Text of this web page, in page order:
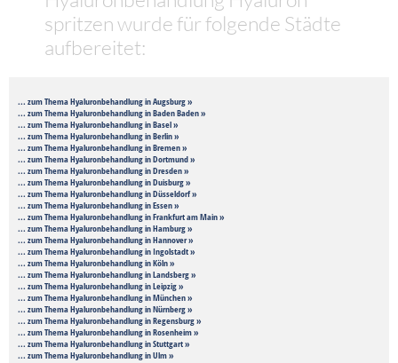
spritzen wurde für folgende Städte
aufbereitet:
... zum Thema Hyaluronbehandlung in Augsburg »
... zum Thema Hyaluronbehandlung in Baden Baden »
... zum Thema Hyaluronbehandlung in Basel »
... zum Thema Hyaluronbehandlung in Berlin »
... zum Thema Hyaluronbehandlung in Bremen »
... zum Thema Hyaluronbehandlung in Dortmund »
... zum Thema Hyaluronbehandlung in Dresden »
... zum Thema Hyaluronbehandlung in Duisburg »
... zum Thema Hyaluronbehandlung in Düsseldorf »
... zum Thema Hyaluronbehandlung in Essen »
... zum Thema Hyaluronbehandlung in Frankfurt am Main »
... zum Thema Hyaluronbehandlung in Hamburg »
... zum Thema Hyaluronbehandlung in Hannover »
... zum Thema Hyaluronbehandlung in Ingolstadt »
... zum Thema Hyaluronbehandlung in Köln »
... zum Thema Hyaluronbehandlung in Landsberg »
... zum Thema Hyaluronbehandlung in Leipzig »
... zum Thema Hyaluronbehandlung in München »
... zum Thema Hyaluronbehandlung in Nürnberg »
... zum Thema Hyaluronbehandlung in Regensburg »
... zum Thema Hyaluronbehandlung in Rosenheim »
... zum Thema Hyaluronbehandlung in Stuttgart »
... zum Thema Hyaluronbehandlung in Ulm »